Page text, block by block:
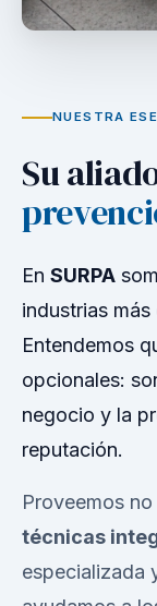
NUESTRA
Su
En SURPA
industrias más
Entendemos
opcionales:
negocio y la
reputación.
Proveemos
técnicas
especializada